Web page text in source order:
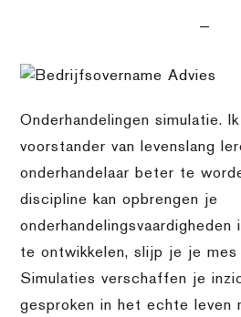
Onderhandelingen simulatie.
voorstander van levenslang
onderhandelaar beter te
discipline kan opbrengen je
te ontwikkelen, slijp je je
Simulaties verschaffen je
gesproken in het echte leven